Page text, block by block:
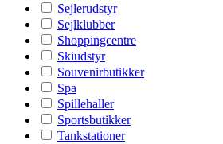
Sejlerudstyr
Sejlklubber
Shoppingcentre
Skiudstyr
Souvenirbutikker
Spa
Spillehaller
Sportsbutikker
Tankstationer